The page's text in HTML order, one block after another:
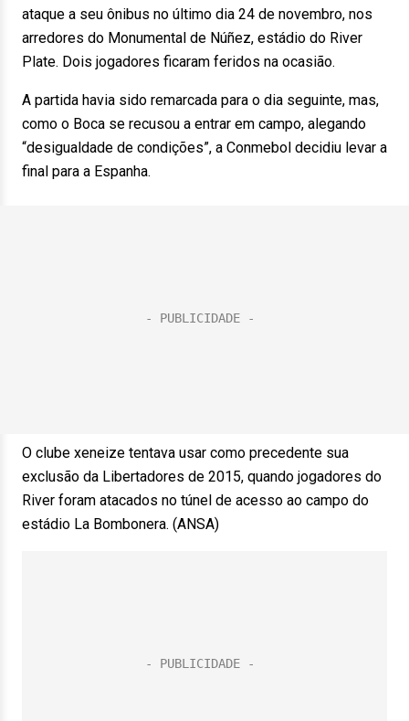
ataque a seu ônibus no último dia 24 de novembro, nos
arredores do Monumental de Núñez, estádio do River
Plate. Dois jogadores ficaram feridos na ocasião.
A partida havia sido remarcada para o dia seguinte, mas,
como o Boca se recusou a entrar em campo, alegando
“desigualdade de condições”, a Conmebol decidiu levar a
final para a Espanha.
O clube xeneize tentava usar como precedente sua
exclusão da Libertadores de 2015, quando jogadores do
River foram atacados no túnel de acesso ao campo do
estádio La Bombonera. (ANSA)